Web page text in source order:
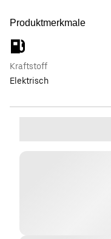
Produktmerkmale
Kraftstoff
Elektrisch